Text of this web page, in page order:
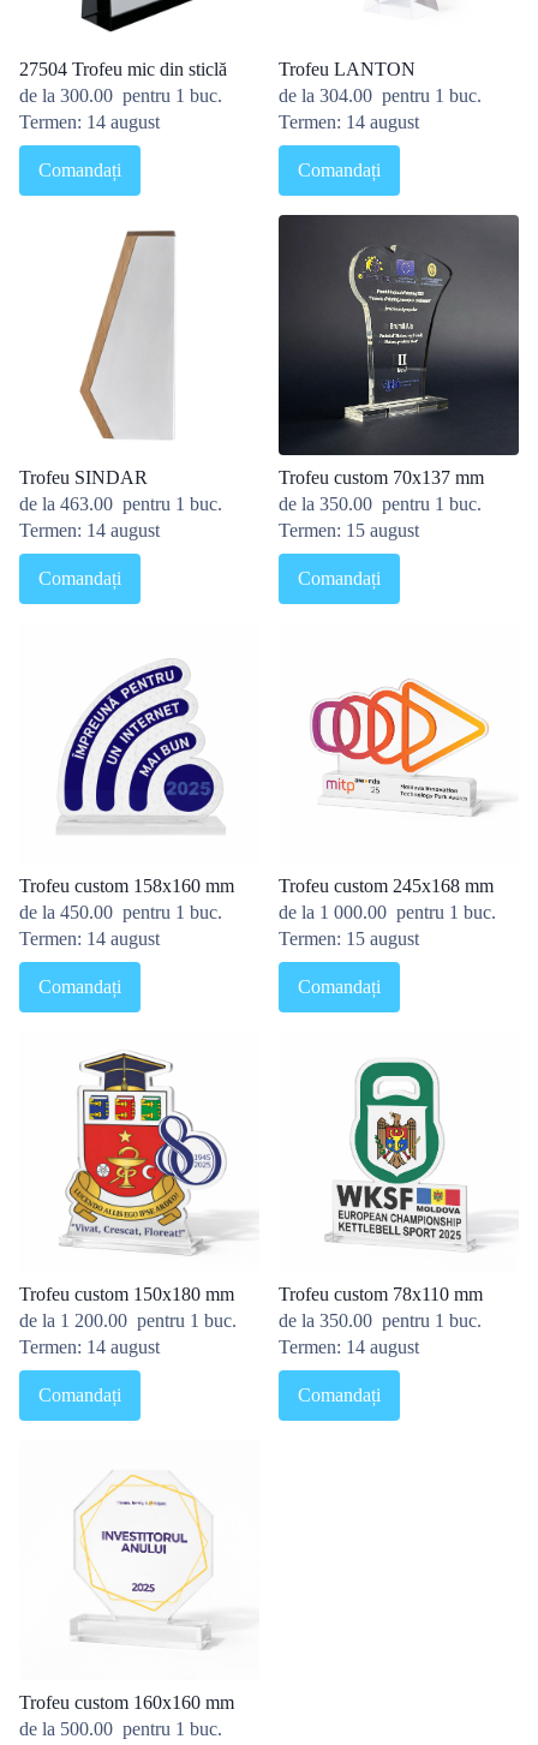
27504 Trofeu mic din sticlă
de la 300.00 pentru 1 buc.
Termen: 14 august
Comandați
Trofeu LANTON
de la 304.00 pentru 1 buc.
Termen: 14 august
Comandați
Trofeu SINDAR
de la 463.00 pentru 1 buc.
Termen: 14 august
Comandați
Trofeu custom 70x137 mm
de la 350.00 pentru 1 buc.
Termen: 15 august
Comandați
Trofeu custom 158x160 mm
de la 450.00 pentru 1 buc.
Termen: 14 august
Comandați
Trofeu custom 245x168 mm
de la 1 000.00 pentru 1 buc.
Termen: 15 august
Comandați
Trofeu custom 150x180 mm
de la 1 200.00 pentru 1 buc.
Termen: 14 august
Comandați
Trofeu custom 78x110 mm
de la 350.00 pentru 1 buc.
Termen: 14 august
Comandați
Trofeu custom 160x160 mm
de la 500.00 pentru 1 buc.